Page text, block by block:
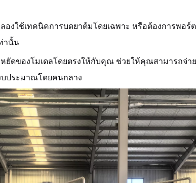
งใช้เทคนิคการบดยาต้มโดยเฉพาะ หรือต้องการพอร์
านั้น
หยัดของโมเดลโดยตรงให้กับคุณ ช่วยให้คุณสามารถจ่
ประมาณโดยคนกลาง